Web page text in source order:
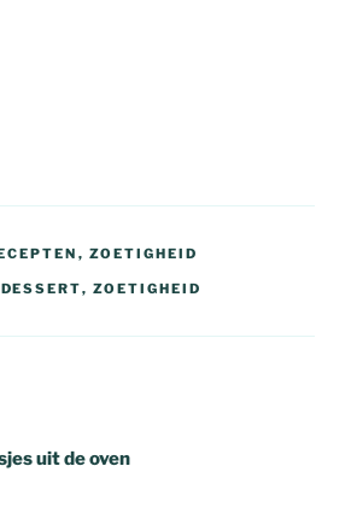
, ZOETIGHEID
DESSERT, ZOETIGHEID
uit de oven